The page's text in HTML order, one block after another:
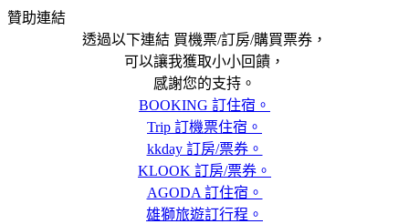
贊助連結
透過以下連結 買機票/訂房/購買票券，
可以讓我獲取小小回饋，
感謝您的支持。
BOOKING 訂住宿。
Trip 訂機票住宿。
kkday 訂房/票券。
KLOOK 訂房/票券。
AGODA 訂住宿。
雄獅旅遊訂行程。